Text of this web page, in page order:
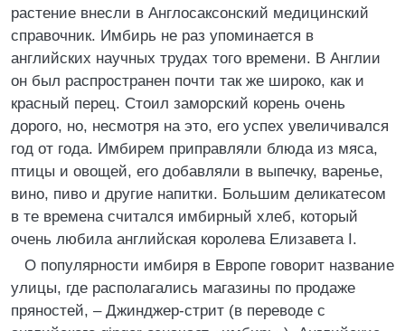
растение внесли в Англосаксонский медицинский
справочник. Имбирь не раз упоминается в
английских научных трудах того времени. В Англии
он был распространен почти так же широко, как и
красный перец. Стоил заморский корень очень
дорого, но, несмотря на это, его успех увеличивался
год от года. Имбирем приправляли блюда из мяса,
птицы и овощей, его добавляли в выпечку, варенье,
вино, пиво и другие напитки. Большим деликатесом
в те времена считался имбирный хлеб, который
очень любила английская королева Елизавета I.
О популярности имбиря в Европе говорит название
улицы, где располагались магазины по продаже
пряностей, – Джинджер-стрит (в переводе с